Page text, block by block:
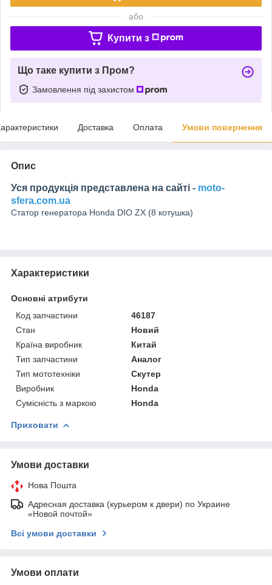
або
Купити з
Що таке купити з Пром?
Замовлення під захистом
Доставка Оплата Умови повернення
Опис
Уся продукція представлена на сайті - moto-
sfera.com.ua
Статор генератора Honda DIO ZX (8 котушка)
Характеристики
Основні атрибути
Код запчастини
46187
Стан
Новий
Країна виробник
Китай
Тип запчастини
Аналог
Тип мототехніки
Скутер
Виробник
Honda
Сумісність з маркою
Honda
Приховати
Умови доставки
Нова Пошта
Адресная доставка (курьером к двери) по Украине
«Новой почтой»
Всі умови доставки
Умови оплати